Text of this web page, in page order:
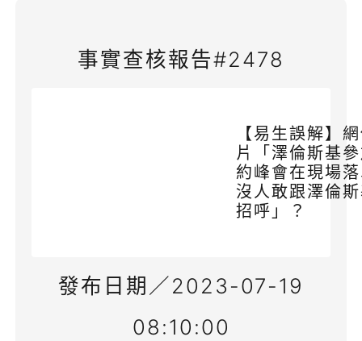
事實查核報告#2478
【易生誤解】
片「澤倫斯基
約峰會在現場
沒人敢跟澤倫
招呼」？
發布日期／2023-07-19
08:10:00